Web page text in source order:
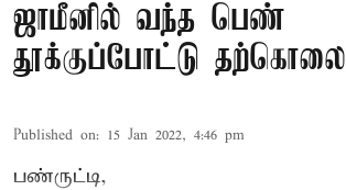
ஜாமீனில் வந்த பெண்
தூக்குப்போட்டு தற்கொலை
Published on: 15 Jan 2022, 4:46 pm
பண்ருட்டி,